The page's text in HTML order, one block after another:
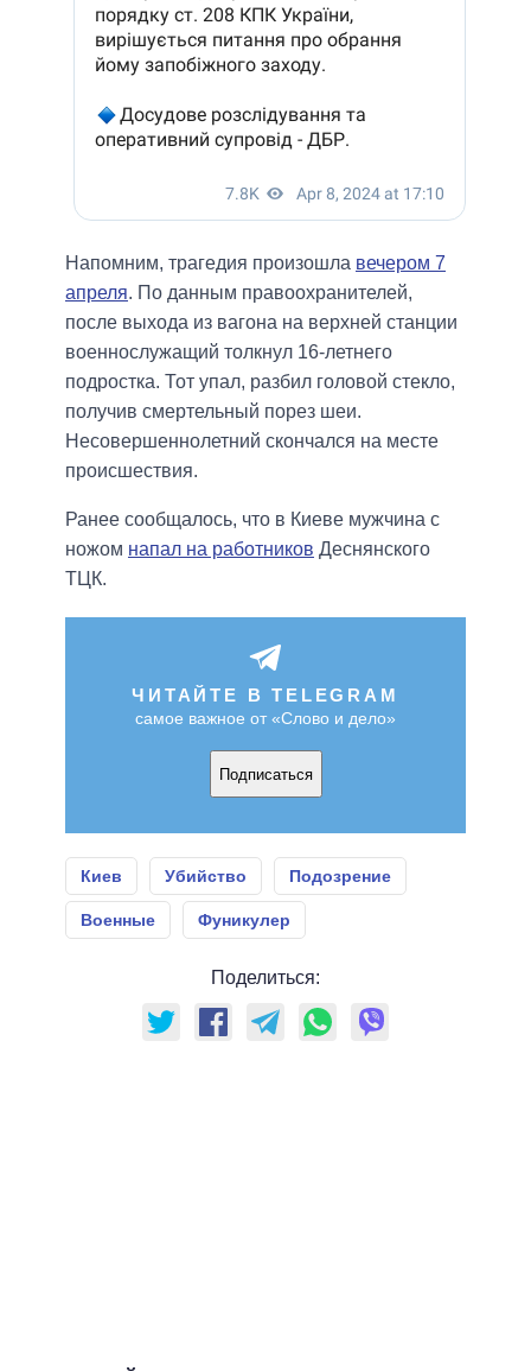
Напомним, трагедия произошла вечером 7
апреля. По данным правоохранителей,
после выхода из вагона на верхней станции
военнослужащий толкнул 16-летнего
подростка. Тот упал, разбил головой стекло,
получив смертельный порез шеи.
Несовершеннолетний скончался на месте
происшествия.
Ранее сообщалось, что в Киеве мужчина с
ножом напал на работников Деснянского
ТЦК.
ЧИТАЙТЕ В TELEGRAM
самое важное от «Слово и дело»
Подписаться
Киев Убийство Подозрение
Военные Фуникулер
Поделиться: